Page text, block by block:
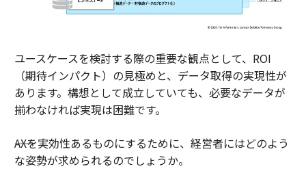
ユースケースを検討する際の重要な観点として、ROI
（期待インパクト）の見極めと、データ取得の実現性が
あります。構想として成立していても、必要なデータが
揃わなければ実現は困難です。
――AXを実効性あるものにするために、経営者にはどのよう
な姿勢が求められるのでしょうか。